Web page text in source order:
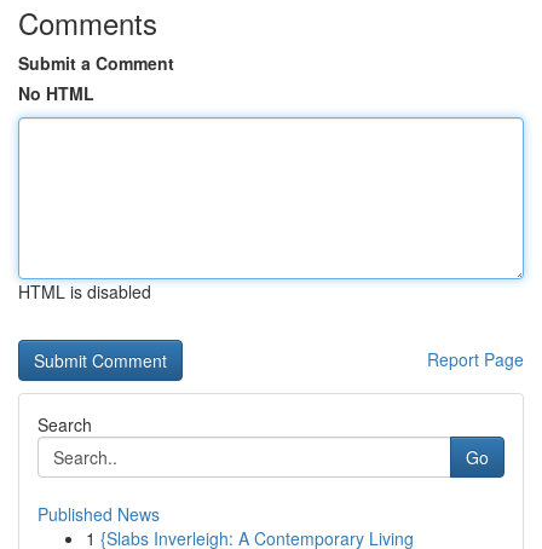
Comments
Submit a Comment
No HTML
HTML is disabled
Report Page
Search
Go
Published News
1 {Slabs Inverleigh: A Contemporary Living